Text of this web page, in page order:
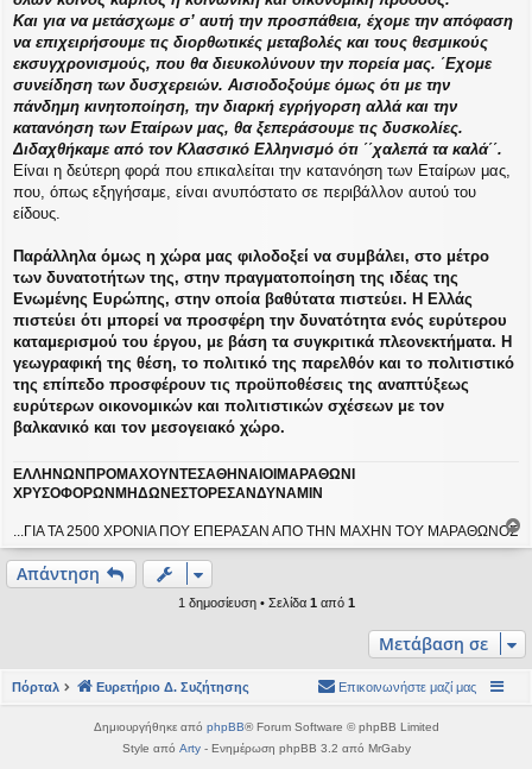
Και για να μετάσχωμε σ’ αυτή την προσπάθεια, έχομε την απόφαση
να επιχειρήσουμε τις διορθωτικές μεταβολές και τους θεσμικούς
εκσυγχρονισμούς, που θα διευκολύνουν την πορεία μας. ΄Εχομε
συνείδηση των δυσχερειών. Αισιοδοξούμε όμως ότι με την
πάνδημη κινητοποίηση, την διαρκή εγρήγορση αλλά και την
κατανόηση των Εταίρων μας, θα ξεπεράσουμε τις δυσκολίες.
Διδαχθήκαμε από τον Κλασσικό Ελληνισμό ότι ΄΄χαλεπά τα καλά΄΄.
Είναι η δεύτερη φορά που επικαλείται την κατανόηση των Εταίρων μας,
που, όπως εξηγήσαμε, είναι ανυπόστατο σε περιβάλλον αυτού του
είδους.
Παράλληλα όμως η χώρα μας φιλοδοξεί να συμβάλει, στο μέτρο
των δυνατοτήτων της, στην πραγματοποίηση της ιδέας της
Ενωμένης Ευρώπης, στην οποία βαθύτατα πιστεύει. Η Ελλάς
πιστεύει ότι μπορεί να προσφέρη την δυνατότητα ενός ευρύτερου
καταμερισμού του έργου, με βάση τα συγκριτικά πλεονεκτήματα. Η
γεωγραφική της θέση, το πολιτικό της παρελθόν και το πολιτιστικό
της επίπεδο προσφέρουν τις προϋποθέσεις της αναπτύξεως
ευρύτερων οικονομικών και πολιτιστικών σχέσεων με τον
βαλκανικό και τον μεσογειακό χώρο.
ΕΛΛΗΝΩΝΠΡΟΜΑΧΟΥΝΤΕΣΑΘΗΝΑΙΟΙΜΑΡΑΘΩΝΙ
ΧΡΥΣΟΦΟΡΩΝΜΗΔΩΝΕΣΤΟΡΕΣΑΝΔΥΝΑΜΙΝ
...ΓΙΑ ΤΑ 2500 ΧΡΟΝΙΑ ΠΟΥ ΕΠΕΡΑΣΑΝ ΑΠΟ ΤΗΝ ΜΑΧΗΝ ΤΟΥ ΜΑΡΑΘΩΝΟΣ
ο
Απάντηση
1 δημοσίευση • Σελίδα 1από 1
Μετάβαση σε
Πόρταλ Ευρετήριο Δ. Συζήτησης Επικοινωνήστε μαζί μας
Δημιουργήθηκε από phpBB® Forum Software © phpBB Limited
Style από Arty- Ενημέρωση phpBB 3.2 από MrGaby